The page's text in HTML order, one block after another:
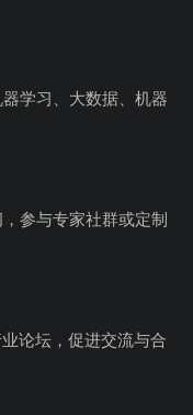
学习、大数据、机器
参与专家社群或定制
论坛，促进交流与合